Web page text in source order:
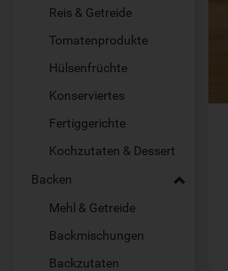
Reis & Getreide
Tomatenprodukte
Hülsenfrüchte
Konserviertes
Fertiggerichte
Kochzutaten & Dessert
Backen
Mehl & Getreide
Backmischungen
Backzutaten